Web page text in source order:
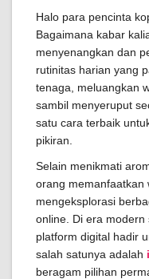
Halo para pencinta
Bagaimana kabar
menyenangkan dan
rutinitas harian yang
tenaga, meluangkan
sambil menyeruput
satu cara terbaik
pikiran.
Selain menikmati
orang memanfaatkan
mengeksplorasi
online. Di era
platform digital hadir
salah satunya adalah
beragam pilihan